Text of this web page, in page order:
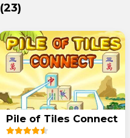
(23)
Pile of Tiles Connect